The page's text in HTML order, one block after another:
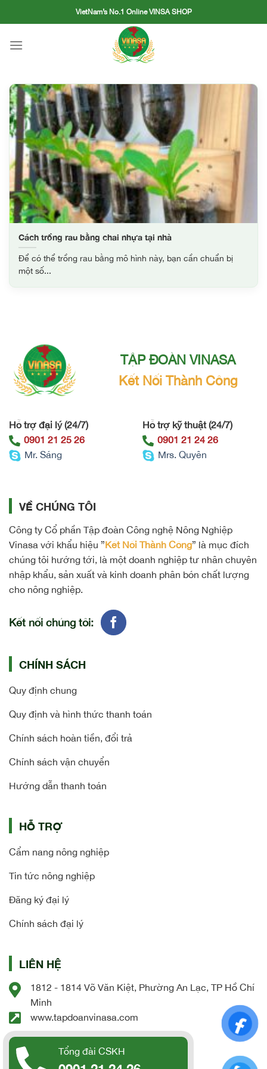
to
VietNam’s No.1 Online VINSA SHOP
Cách trồng rau bằng chai nhựa tại nhà
Để có thể trồng rau bằng mô hình này, bạn cần chuẩn bị
một số...
TẬP ĐOÀN VINASA
Kết Nối Thành Công
Hỗ trợ đại lý (24/7)
0901 21 25 26
Mr. Sáng
Hỗ trợ kỹ thuật (24/7)
0901 21 24 26
Mrs. Quyên
VỀ CHÚNG TÔI
Công ty Cổ phần Tập đoàn Công nghệ Nông Nghiệp
Vinasa với khẩu hiệu ”Kết Nối Thành Công” là mục đích
chúng tôi hướng tới, là một doanh nghiệp tư nhân chuyên
nhập khẩu, sản xuất và kinh doanh phân bón chất lượng
cho nông nghiệp.
Kết nối chúng tôi:
CHÍNH SÁCH
Quy định chung
Quy định và hình thức thanh toán
Chính sách hoàn tiền, đổi trả
Chính sách vận chuyển
Hướng dẫn thanh toán
HỖ TRỢ
Cẩm nang nông nghiệp
Tin tức nông nghiệp
Đăng ký đại lý
Chính sách đại lý
LIÊN HỆ
1812 - 1814 Võ Văn Kiệt, Phường An Lạc, TP Hồ Chí
Minh
www.tapdoanvinasa.com
Tổng đài CSKH